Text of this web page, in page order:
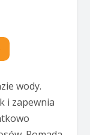
wody.
i zapewnia